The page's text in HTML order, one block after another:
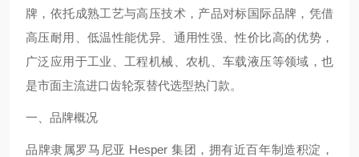
牌，依托成熟工艺与高压技术，产品对标国际品牌，凭借
高压耐用、低温性能优异、通用性强、性价比高的优势，
广泛应用于工业、工程机械、农机、车载液压等领域，也
是市面主流进口齿轮泵替代选型热门款。
一、品牌概况
品牌隶属罗马尼亚 Hesper 集团，拥有近百年制造积淀，